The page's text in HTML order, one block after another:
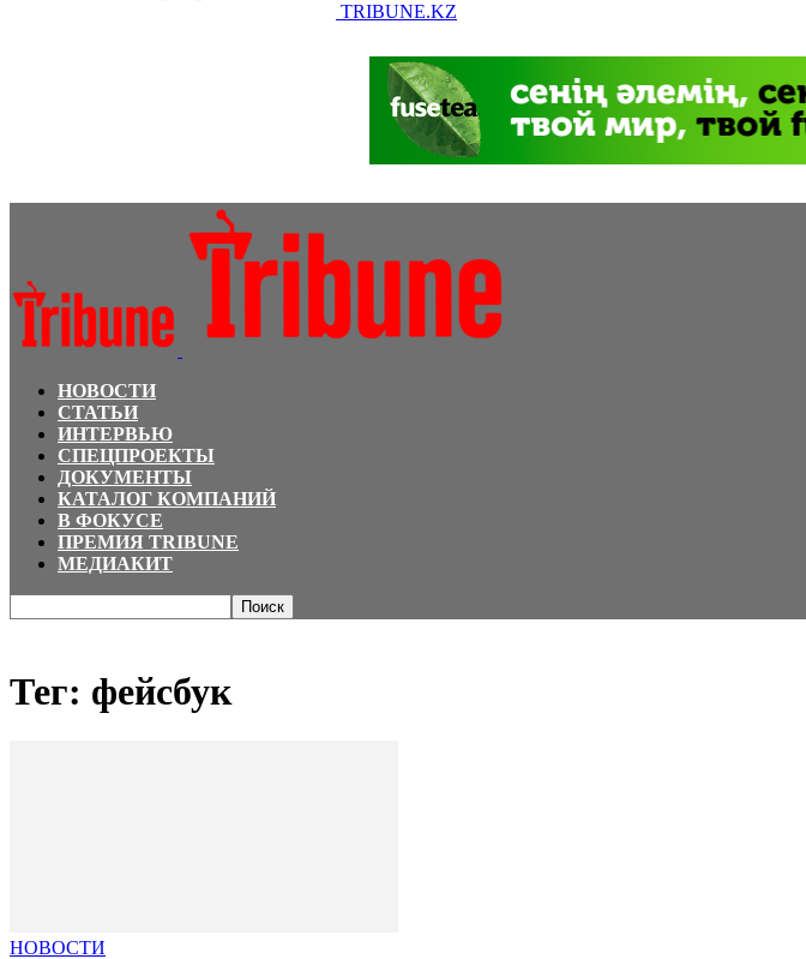
TRIBUNE.KZ
НОВОСТИ
СТАТЬИ
ИНТЕРВЬЮ
СПЕЦПРОЕКТЫ
ДОКУМЕНТЫ
КАТАЛОГ КОМПАНИЙ
В ФОКУСЕ
ПРЕМИЯ TRIBUNE
МЕДИАКИТ
Тег: фейсбук
НОВОСТИ